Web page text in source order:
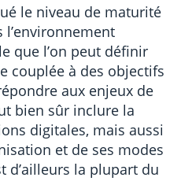
le niveau de maturité
que l’on peut définir
couplée à des objectifs
aux enjeux de
bien sûr inclure la
digitales, mais aussi
et de ses modes
d’ailleurs la plupart du